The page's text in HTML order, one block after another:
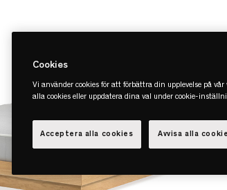
Cookies
Vi använder cookies för att förbättra din upplevelse på
alla cookies eller uppdatera dina val under cookie-
Avvisa alla
Acceptera alla cookies